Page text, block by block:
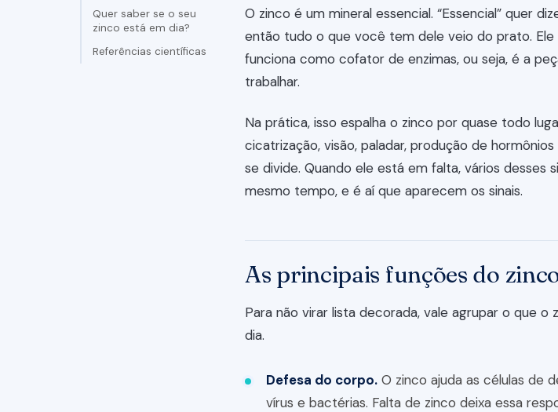
Quer saber se o seu
zinco está em dia?
Referências científicas
O zinco é um mineral essencial. “Essencial” quer
então tudo o que você tem dele veio do prato.
funciona como cofator de enzimas, ou seja, é a
trabalhar.
Na prática, isso espalha o zinco por quase todo
cicatrização, visão, paladar, produção de
se divide. Quando ele está em falta, vários desses
mesmo tempo, e é aí que aparecem os sinais.
As principais funções do
Para não virar lista decorada, vale agrupar o que o
dia.
Defesa do corpo. O zinco ajuda as células de
vírus e bactérias. Falta de zinco deixa essa